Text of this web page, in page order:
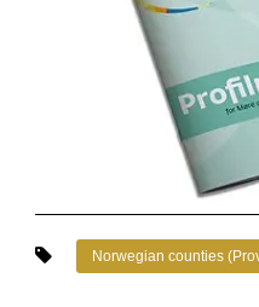
Norwegian counties